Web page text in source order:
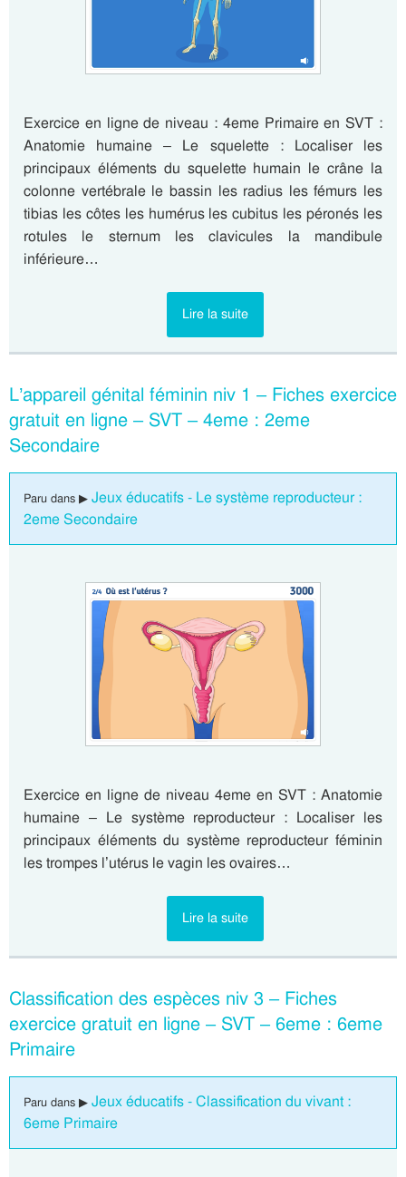
Exercice en ligne de niveau : 4eme Primaire en SVT :
Anatomie humaine – Le squelette : Localiser les
principaux éléments du squelette humain le crâne la
colonne vertébrale le bassin les radius les fémurs les
tibias les côtes les humérus les cubitus les péronés les
rotules le sternum les clavicules la mandibule
inférieure…
Lire la suite
L’appareil génital féminin niv 1 – Fiches exercice
gratuit en ligne – SVT – 4eme : 2eme
Secondaire
Paru dans ▶ Jeux éducatifs - Le système reproducteur :
2eme Secondaire
Exercice en ligne de niveau 4eme en SVT : Anatomie
humaine – Le système reproducteur : Localiser les
principaux éléments du système reproducteur féminin
les trompes l’utérus le vagin les ovaires…
Lire la suite
Classification des espèces niv 3 – Fiches
exercice gratuit en ligne – SVT – 6eme : 6eme
Primaire
Paru dans ▶ Jeux éducatifs - Classification du vivant :
6eme Primaire